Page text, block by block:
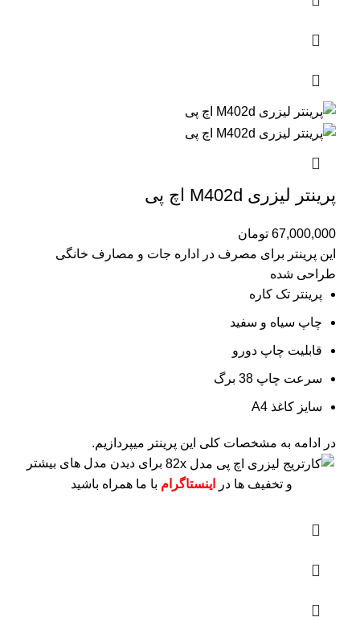
پرینتر لیزری M402d اچ پی
67,000,000 تومان
این پرینتر برای مصرف در اداره جات و مصارف خانگی
طراحی شده
پرینتر تک کاره
چاپ سیاه و سفید
قابلیت چاپ دورو
سرعت چاپ 38 برگ
سایز کاغذ A4
در ادامه به مشخصات کلی این پرینتر میپردازیم.
برای دیدن مدل های بیشتر
و تخفیف ها در
اینستاگرام با ما همراه باشید